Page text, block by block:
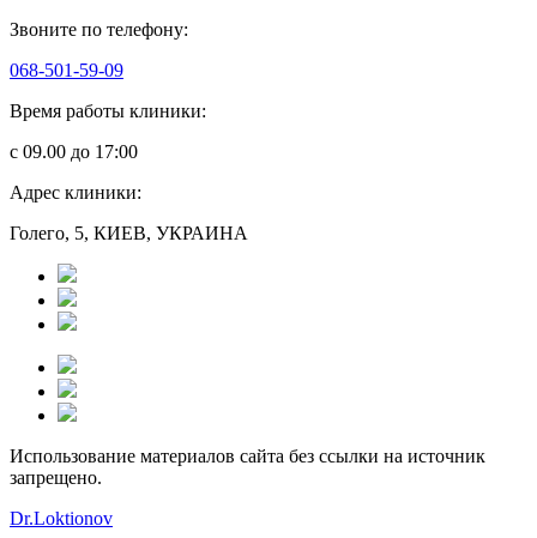
Звоните по телефону:
068-501-59-09
Время работы клиники:
с 09.00 до 17:00
Адрес клиники:
Голего, 5, КИЕВ, УКРАИНА
Использование материалов сайта без ссылки на источник
запрещено.
Dr.Loktionov